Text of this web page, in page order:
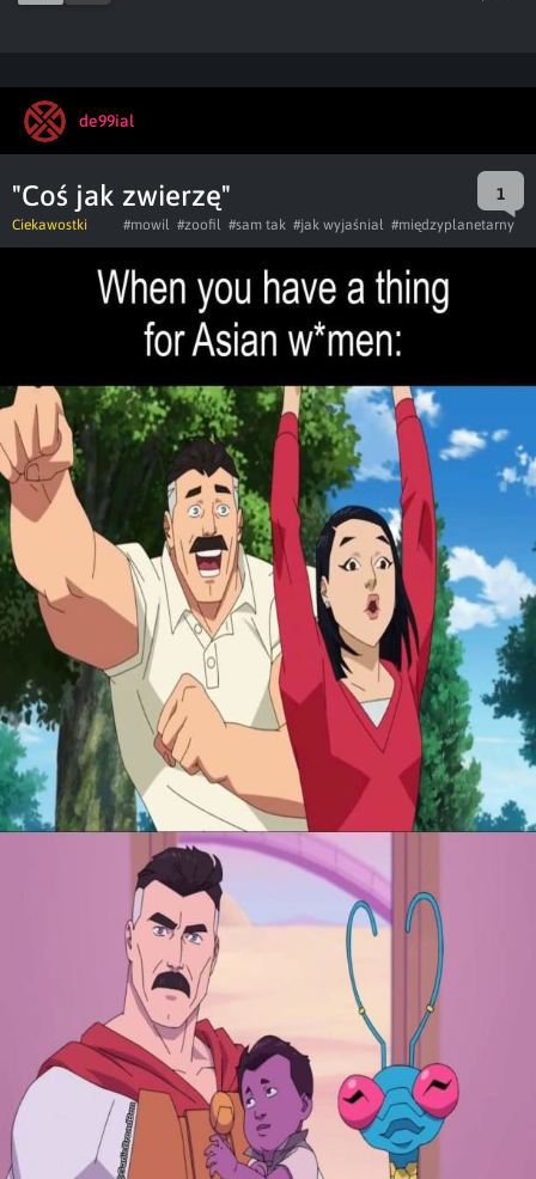
de99ial
"Coś jak zwierzę" 1
Ciekawostki #mowil #zoofil #sam tak #jak wyjaśniał #międzyplanetarny